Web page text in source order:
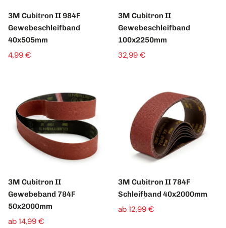
3M Cubitron II 984F
Gewebeschleifband
40x505mm
4,99 €
3M Cubitron II
Gewebeschleifband
100x2250mm
32,99 €
3M Cubitron II
Gewebeband 784F
50x2000mm
ab 14,99 €
3M Cubitron II 784F
Schleifband 40x2000mm
ab 12,99 €